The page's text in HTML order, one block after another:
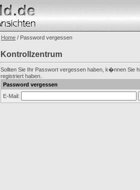
Home / Password vergessen
Kontrollzentrum
Sollten Sie Ihr Passwort vergessen haben, k�nnen Sie
registriert haben.
Password vergessen
E-Mail: